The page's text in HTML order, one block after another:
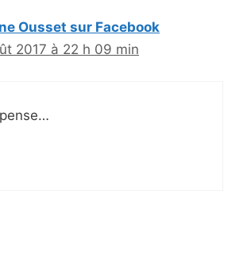
Ousset sur Facebook
2017 à 22 h 09 min